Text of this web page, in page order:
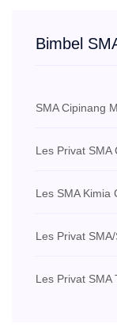
Bimbel
SMA Cipinang
Les Privat SMA
Les SMA Kimia
Les Privat
Les Privat SMA